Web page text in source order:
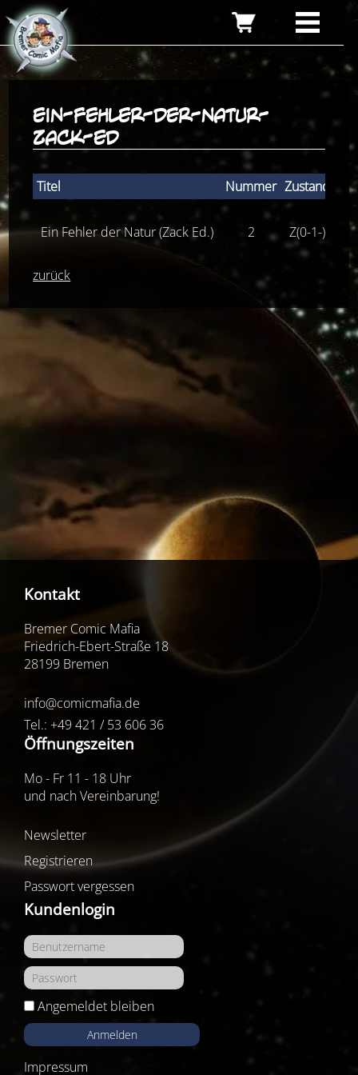
ein-fehler-der-natur-
zack-ed
Titel Nummer Zustand
Ein Fehler der Natur (Zack Ed.) 2 Z(0-1-)
zurück
Kontakt
Bremer Comic Mafia
Friedrich-Ebert-Straße 18
28199 Bremen
info@comicmafia.de
Tel.: +49 421 / 53 606 36
Öffnungszeiten
Mo - Fr 11 - 18 Uhr
und nach Vereinbarung!
Newsletter
Registrieren
Passwort vergessen
Kundenlogin
Angemeldet bleiben
Anmelden
Impressum